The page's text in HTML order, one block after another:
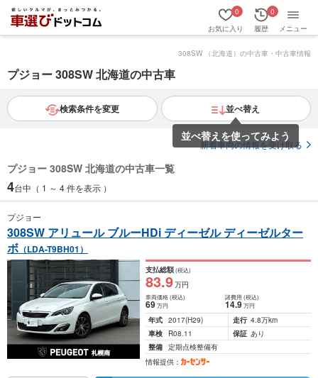
お気に入り
0
履歴
0
メニュー
308SW （北海道）の中古車・中古車情報
プジョー 308SW 北海道の中古車
検索条件を変更 並べ替え
並べ替えを使ってみよう
新着車両の情報を受け取る
プジョー 308SW 北海道の中古車一覧
4台中（ 1 ～ 4 件を表示 ）
プジョー
308SW アリュール ブルーHDi ディーゼル ディーゼルター
ボ （LDA-T9BH01）
支払総額(税込)
83.9万円
車両価格(税込)
69万円
諸費用 (税込)
14.9 万円
年式 2017(H29) 走行 4.8万km
車検
R08.11 保証 あり
整備 定期点検整備有
情報提供：